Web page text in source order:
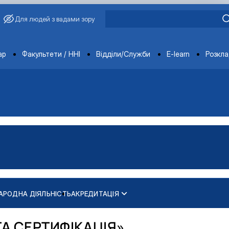
Для людей з вадами зору
Факультети / ННІ Відділи/Служби E-learn
ДІЯЛЬНІСТЬАКРЕДИТАЦІЯ